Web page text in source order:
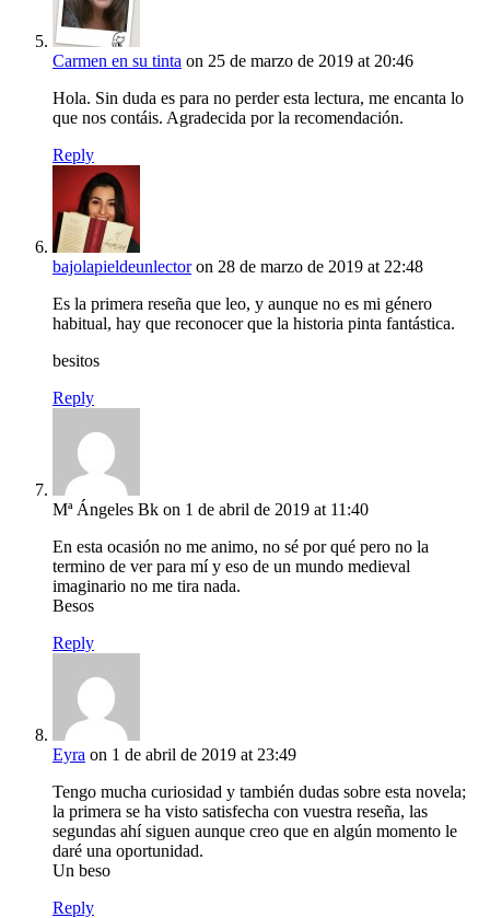
Carmen en su tinta on 25 de marzo de 2019 at 20:46
Hola. Sin duda es para no perder esta lectura, me encanta lo
que nos contáis. Agradecida por la recomendación.
Reply
bajolapieldeunlector on 28 de marzo de 2019 at 22:48
Es la primera reseña que leo, y aunque no es mi género
habitual, hay que reconocer que la historia pinta fantástica.
besitos
Reply
Mª Ángeles Bk on 1 de abril de 2019 at 11:40
En esta ocasión no me animo, no sé por qué pero no la
termino de ver para mí y eso de un mundo medieval
imaginario no me tira nada.
Besos
Reply
Eyra on 1 de abril de 2019 at 23:49
Tengo mucha curiosidad y también dudas sobre esta novela;
la primera se ha visto satisfecha con vuestra reseña, las
segundas ahí siguen aunque creo que en algún momento le
daré una oportunidad.
Un beso
Reply